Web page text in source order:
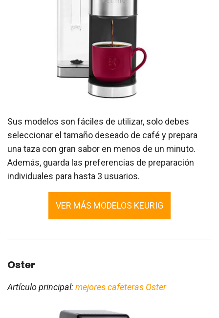
Sus modelos son fáciles de utilizar, solo debes
seleccionar el tamaño deseado de café y prepara
una taza con gran sabor en menos de un minuto.
Además, guarda las preferencias de preparación
individuales para hasta 3 usuarios.
VER MÁS MODELOS KEURIG
Oster
Artículo principal:mejores cafeteras Oster